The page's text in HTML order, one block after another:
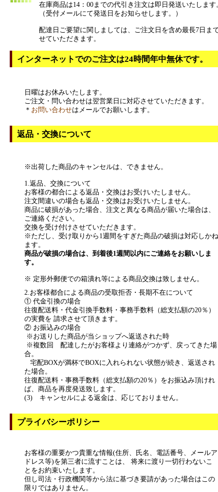
在庫商品は14：00までの代引き注文は即日発送いたします
（受付メールにて発送日をお知らせします。）
配達日ご要望に関しましては、ご注文日を含め最長7日ま
せていただきます。
インターネットでのご注文は24時間年中無休です。
日曜はお休みいたします。
ご注文・問い合わせは翌営業日に対応させていただきます。
＊ お問い合わせはメールでお願いします。
返品・交換について
※出荷した商品のキャンセルは、できません。
1.返品、交換について
お客様の都合による返品・交換はお受けいたしません。
注文間違いの場合も返品・交換はお受けいたしません。
商品に破損があった場合、注文と異なる商品が届いた場合は、
ご連絡ください。
交換を受け付けさせていただきます。
※ただし、受け取りから1週間をすぎた商品の破損は対応しかね
ます。
商品が破損の場合は、到着後1週間以内にご連絡をお願いしま
す。
※ 定形外郵便での箱潰れ等による商品交換は致しません。
2.お客様都合による商品の受取拒否・長期不在について
① 代金引換の場合
往復配送料・代金引換手数料・事務手数料（総支払額の20％）
の実費を 請求させて頂きます。
② お振込みの場合
※お送りした商品が当ショップへ返送された時
※複数回 配達したがお客様より連絡がつかず、戻ってきた場
合。
宅配BOXが満杯でBOXに入れられない状態が続き、返送され
た場合。
往復配送料・事務手数料（総支払額の20％）をお振込み頂けれ
ば、商品を再度発送致します。
(3) キャンセルによる返金は、応じておりません。
プライバシーポリシー
お客様の重要かつ貴重な情報(住所、氏名、電話番号、メールア
ドレス等)を第三者に流すことは、 将来に渡り一切行わないこ
とをお約束いたします。
但し司法・行政機関等から法に基づき要請があった場合はこの
限りではありません。